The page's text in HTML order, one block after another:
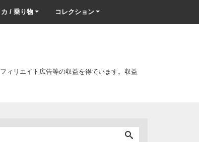
/ 乗り物 コレクション
リエイト広告等の収益を得ています。収益